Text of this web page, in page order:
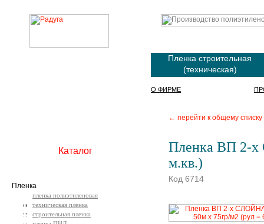
Пленка строительная
(техническая)
О ФИРМЕ
← перейти к общему списку
Пленка ВП 2-х
м.кв.)
Код 6714
Каталог
Пленка
пленка полиэтиленовая
техническая пленка
строительная пленка